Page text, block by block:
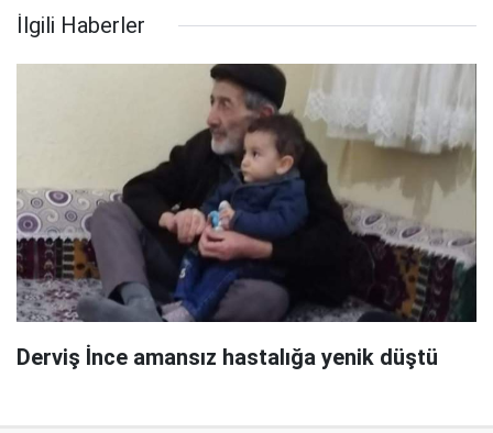
İlgili Haberler
Derviş İnce amansız hastalığa yenik düştü